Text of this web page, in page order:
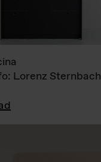
Lorenz Sternbach